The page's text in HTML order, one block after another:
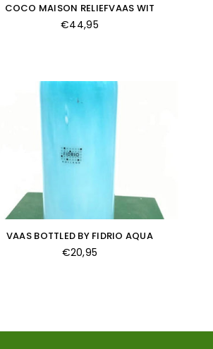
COCO MAISON RELIEFVAAS WIT
Normale
€44,95
VAAS BOTTLED BY FIDRIO AQUA
Normale
€20,95